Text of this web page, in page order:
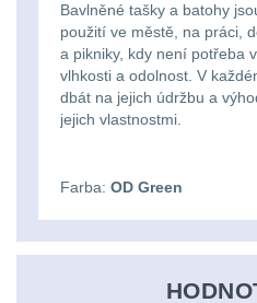
svetlá
čelovky
Lucerny
Turistické a expediční38
Městské batohy41
Batohy216
Méně než 10 L
10 - 20 L26
103
Bavlněné tašky a batohy
použití ve městě, na práci,
a pikniky, kdy není potřeba
vlhkosti a odolnost. V
dbát na jejich údržbu a
jejich vlastnostmi.
Farba: OD Green